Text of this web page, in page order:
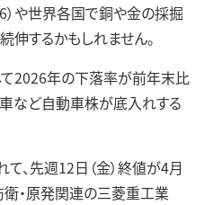
や世界各国で銅や金の採掘
伸するかもしれません。
2026年の下落率が前年末比
など自動車株が底入れする
、先週12日（金）終値が4月
・原発関連の三菱重工業